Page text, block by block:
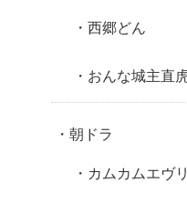
西郷どん
おんな城主直
朝ドラ
カムカムエヴ